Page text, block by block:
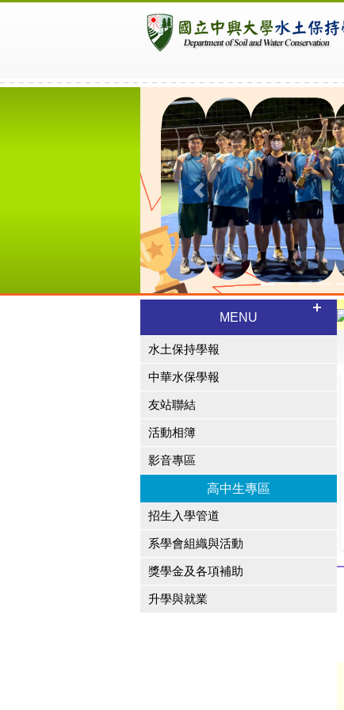
Previous
MENU
水土保持學報
中華水保學報
友站聯結
活動相簿
影音專區
高中生專區
招生入學管道
系學會組織與活動
獎學金及各項補助
升學與就業